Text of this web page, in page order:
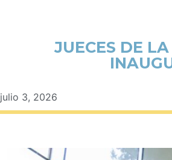
JUECES DE
julio 3, 2026